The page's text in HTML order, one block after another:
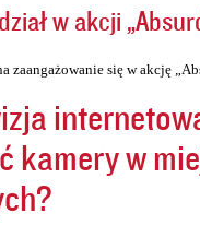
w akcji
zaangażowanie się w akcję
kamery w